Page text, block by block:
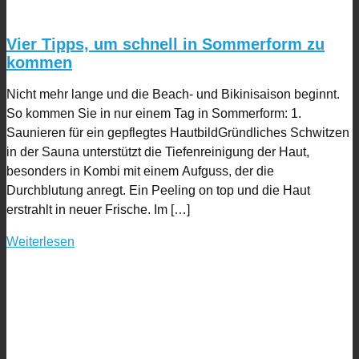
Vier Tipps, um schnell in Sommerform zu
kommen
Nicht mehr lange und die Beach- und Bikinisaison beginnt.
So kommen Sie in nur einem Tag in Sommerform: 1.
Saunieren für ein gepflegtes HautbildGründliches Schwitzen
in der Sauna unterstützt die Tiefenreinigung der Haut,
besonders in Kombi mit einem Aufguss, der die
Durchblutung anregt. Ein Peeling on top und die Haut
erstrahlt in neuer Frische. Im […]
Weiterlesen